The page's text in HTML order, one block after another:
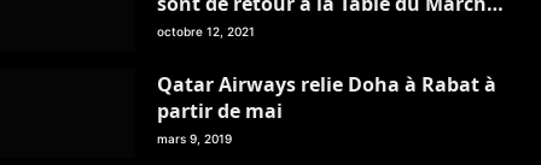
– Tanger
octobre 12, 2021
Qatar Airways relie Doha à Rabat à
partir de mai
mars 9, 2019